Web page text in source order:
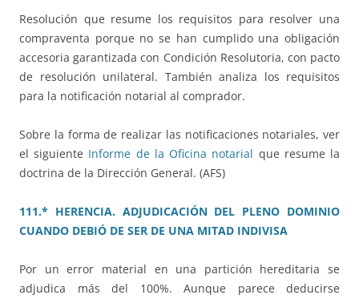
Resolución que resume los requisitos para resolver una
compraventa porque no se han cumplido una obligación
accesoria garantizada con Condición Resolutoria, con pacto
de resolución unilateral. También analiza los requisitos
para la notificación notarial al comprador.
Sobre la forma de realizar las notificaciones notariales, ver
el siguiente Informe de la Oficina notarial que resume la
doctrina de la Dirección General. (AFS)
111.* HERENCIA. ADJUDICACIÓN DEL PLENO DOMINIO
CUANDO DEBIÓ DE SER DE UNA MITAD INDIVISA
Por un error material en una partición hereditaria se
adjudica más del 100%. Aunque parece deducirse